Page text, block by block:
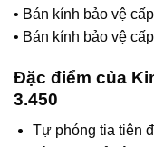
• Bán kính bảo vệ
• Bán kính bảo vệ
Đặc điểm của
3.450
Tự phóng tia tiên